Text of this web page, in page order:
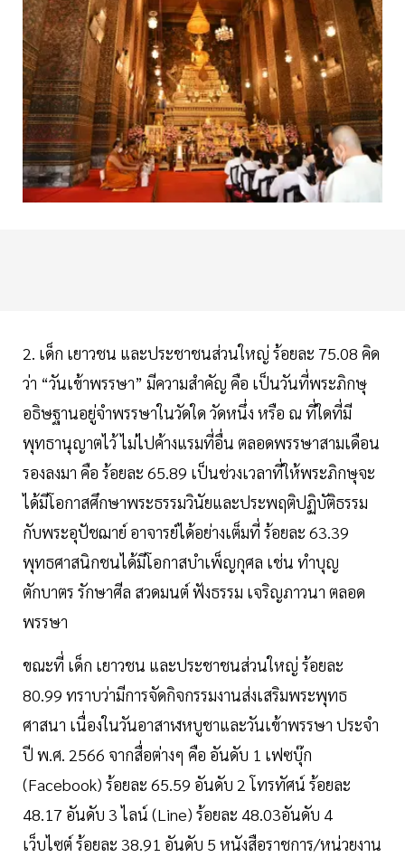
2. เด็ก เยาวชน และประชาชนส่วนใหญ่ ร้อยละ 75.08 คิด
ว่า “วันเข้าพรรษา” มีความสำคัญ คือ เป็นวันที่พระภิกษุ
อธิษฐานอยู่จำพรรษาในวัดใด วัดหนึ่ง หรือ ณ ที่ใดที่มี
พุทธานุญาตไว้ ไม่ไปค้างแรมที่อื่น ตลอดพรรษาสามเดือน
รองลงมา คือ ร้อยละ 65.89 เป็นช่วงเวลาที่ให้พระภิกษุจะ
ได้มีโอกาสศึกษาพระธรรมวินัยและประพฤติปฏิบัติธรรม
กับพระอุปัชฌาย์ อาจารย์ได้อย่างเต็มที่ ร้อยละ 63.39
พุทธศาสนิกชนได้มีโอกาสบำเพ็ญกุศล เช่น ทำบุญ
ตักบาตร รักษาศีล สวดมนต์ ฟังธรรม เจริญภาวนา ตลอด
พรรษา
ขณะที่ เด็ก เยาวชน และประชาชนส่วนใหญ่ ร้อยละ
80.99 ทราบว่ามีการจัดกิจกรรมงานส่งเสริมพระพุทธ
ศาสนา เนื่องในวันอาสาฬหบูชาและวันเข้าพรรษา ประจำ
ปี พ.ศ. 2566 จากสื่อต่างๆ คือ อันดับ 1 เฟซบุ๊ก
(Facebook) ร้อยละ 65.59 อันดับ 2 โทรทัศน์ ร้อยละ
48.17 อันดับ 3 ไลน์ (Line) ร้อยละ 48.03อันดับ 4
เว็บไซต์ ร้อยละ 38.91 อันดับ 5 หนังสือราชการ/หน่วยงาน